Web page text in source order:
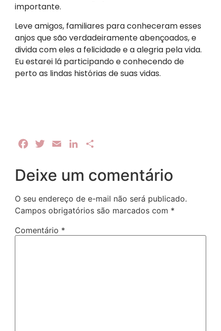
importante.
Leve amigos, familiares para conheceram esses
anjos que são verdadeiramente abençoados, e
divida com eles a felicidade e a alegria pela vida.
Eu estarei lá participando e conhecendo de
perto as lindas histórias de suas vidas.
FacebookTwitterEmail LinkedIn
Deixe um comentário
O seu endereço de e-mail não será publicado.
Campos obrigatórios são marcados com *
Comentário *